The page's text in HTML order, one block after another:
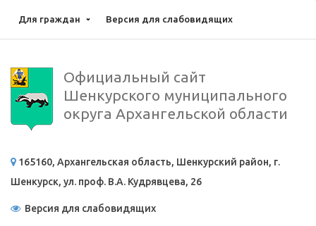
Для граждан Версия для слабовидящих
Официальный сайт
Шенкурского муниципального
округа Архангельской области
165160, Архангельская область, Шенкурский район, г.
Шенкурск, ул. проф. В.А. Кудрявцева, 26
Версия для слабовидящих